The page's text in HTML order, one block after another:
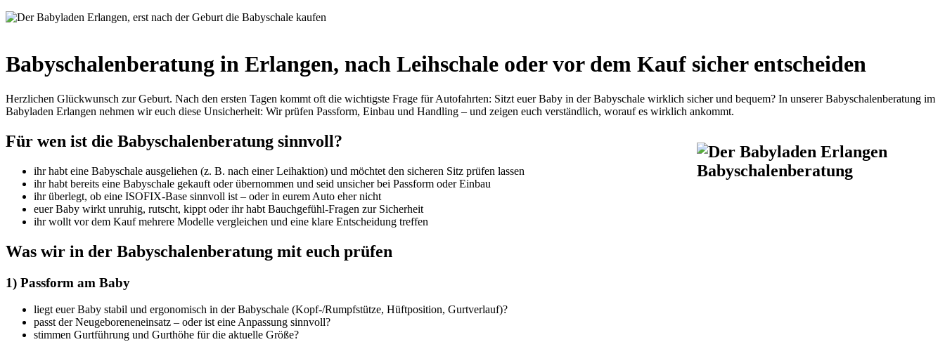
Babyschalenberatung in Erlangen, nach Leihschale oder vor dem Kauf sicher entscheiden
Herzlichen Glückwunsch zur Geburt. Nach den ersten Tagen kommt oft die wichtigste Frage für Autofahrten: Sitzt euer Baby in der Babyschale wirklich sicher und bequem? In unserer Babyschalenberatung im
Babyladen Erlangen nehmen wir euch diese Unsicherheit: Wir prüfen Passform, Einbau und Handling – und zeigen euch verständlich, worauf es wirklich ankommt.
Für wen ist die Babyschalenberatung sinnvoll?
ihr habt eine Babyschale ausgeliehen (z. B. nach einer Leihaktion) und möchtet den sicheren Sitz prüfen lassen
ihr habt bereits eine Babyschale gekauft oder übernommen und seid unsicher bei Passform oder Einbau
ihr überlegt, ob eine ISOFIX-Base sinnvoll ist – oder in eurem Auto eher nicht
euer Baby wirkt unruhig, rutscht, kippt oder ihr habt Bauchgefühl-Fragen zur Sicherheit
ihr wollt vor dem Kauf mehrere Modelle vergleichen und eine klare Entscheidung treffen
Was wir in der Babyschalenberatung mit euch prüfen
1) Passform am Baby
liegt euer Baby stabil und ergonomisch in der Babyschale (Kopf-/Rumpfstütze, Hüftposition, Gurtverlauf)?
passt der Neugeboreneneinsatz – oder ist eine Anpassung sinnvoll?
stimmen Gurtführung und Gurthöhe für die aktuelle Größe?